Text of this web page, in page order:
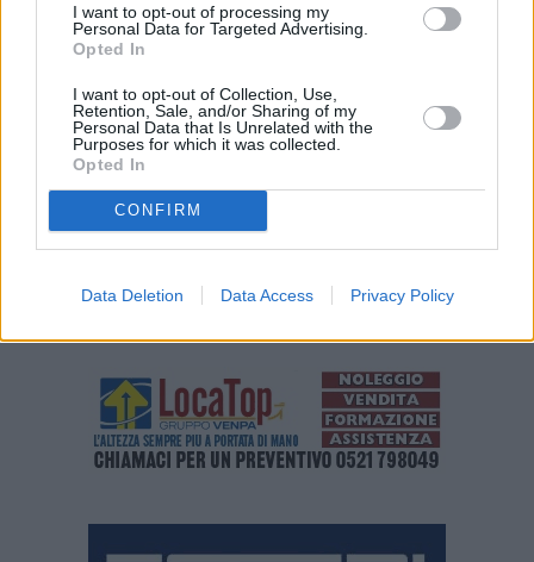
I want to opt-out of processing my
Personal Data for Targeted Advertising.
Opted In
I want to opt-out of Collection, Use,
Retention, Sale, and/or Sharing of my
Personal Data that Is Unrelated with the
Purposes for which it was collected.
Opted In
CONFIRM
Data Deletion Data Access Privacy Policy
sempre più diffusa necessità, da parte del pubblico, di soluzioni di
mobilità innovative e flessibili.
(ITALPRESS).
AUTO ITALIA MOTORI NEWSONLINE